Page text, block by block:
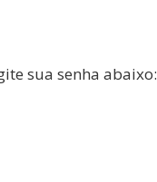
sua senha abaixo: